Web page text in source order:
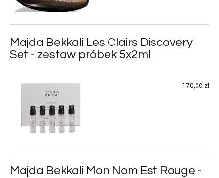
Majda Bekkali Les Clairs Discovery
Set - zestaw próbek 5x2ml
170,00 zł
Majda Bekkali Mon Nom Est Rouge -